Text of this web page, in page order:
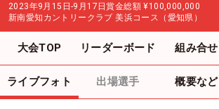
2023年9月15日-9月17日賞金総額 ¥100,000,000
新南愛知カントリークラブ 美浜コース（愛知県）
大会TOP リーダーボード 組み合せ
ライブフォト 出場選手 概要など